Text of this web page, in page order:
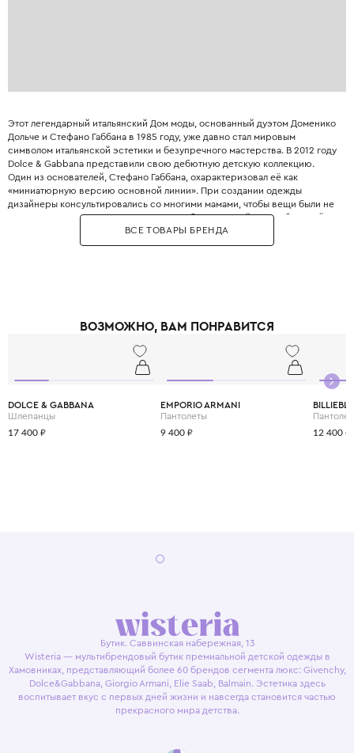
Этот легендарный итальянский Дом моды, основанный дуэтом Доменико
Дольче и Стефано Габбана в 1985 году, уже давно стал мировым
символом итальянской эстетики и безупречного мастерства. В 2012 году
Dolce & Gabbana представили свою дебютную детскую коллекцию.
Один из основателей, Стефано Габбана, охарактеризовал её как
«миниатюрную версию основной линии». При создании одежды
дизайнеры консультировались со многими мамами, чтобы вещи были не
только стильными, но и максимально удобными. Дизайнеры с большой
любовью и вниманием перенесли в детский гардероб все коды
взрослой моды: яркие цветочные принты, благородное кружево,
а главное - сделать его детство по-настоящему незабываемым и
ВСЕ ТОВАРЫ БРЕНДА
ВОЗМОЖНО, ВАМ ПОНРАВИТСЯ
DOLCE & GABBANA
Шлепанцы
17 400 ₽
EMPORIO ARMANI
Пантолеты
9 400 ₽ 12 400 ₽
Бутик. Саввинская набережная, 13
Wisteria — мультибрендовый бутик премиальной детской одежды в
Хамовниках, представляющий более 60 брендов сегмента люкс: Givenchy,
Dolce&Gabbana, Giorgio Armani, Elie Saab, Balmain. Эстетика здесь
воспитывает вкус с первых дней жизни и навсегда становится частью
прекрасного мира детства.